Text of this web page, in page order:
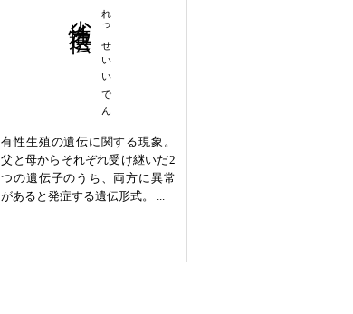
れっせいいでん
有性生殖の遺伝に関する現象。
父と母からそれぞれ受け継いだ2
つの遺伝子のうち、両方に異常
があると発症する遺伝形式。 ...